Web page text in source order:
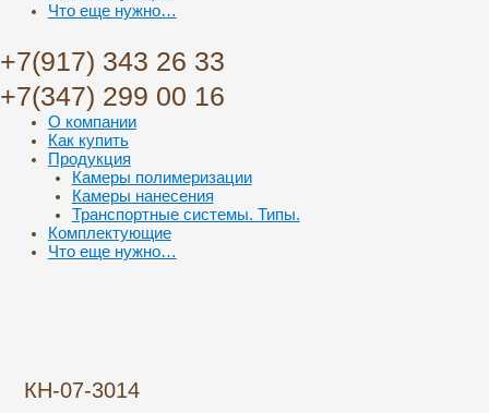
Что еще нужно…
+7(917) 343 26 33
+7(347) 299 00 16
Меню
О компании
Как купить
Продукция
Камеры полимеризации
Камеры нанесения
Транспортные системы. Типы.
Комплектующие
Что еще нужно…
КН-07-3014